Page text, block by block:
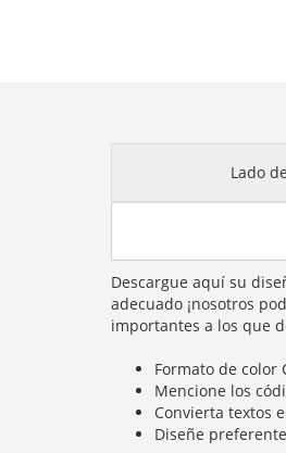
Lado
Descargue aquí su
adecuado ¡nosotros
importantes a los que
Formato de color
Mencione los
Convierta textos
Diseñe